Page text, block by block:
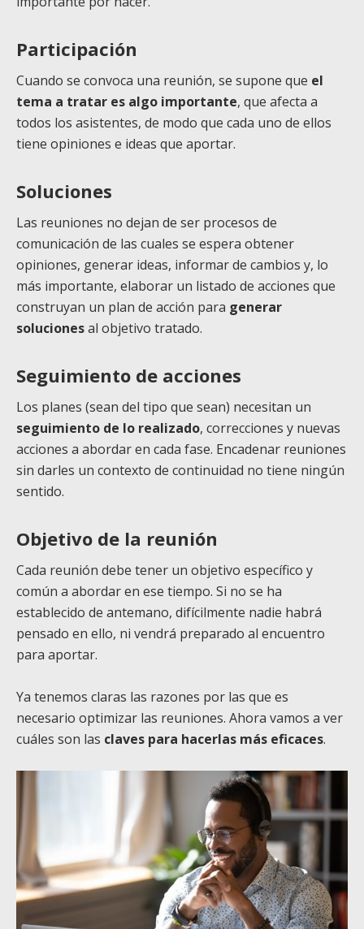
Participación
Cuando se convoca una reunión, se supone que el
tema a tratar es algo importante, que afecta a
todos los asistentes, de modo que cada uno de ellos
tiene opiniones e ideas que aportar.
Soluciones
Las reuniones no dejan de ser procesos de
comunicación de las cuales se espera obtener
opiniones, generar ideas, informar de cambios y, lo
más importante, elaborar un listado de acciones que
construyan un plan de acción para generar
solucionesal objetivo tratado.
Seguimiento de acciones
Los planes (sean del tipo que sean) necesitan un
seguimiento de lo realizado, correcciones y nuevas
acciones a abordar en cada fase. Encadenar reuniones
sin darles un contexto de continuidad no tiene ningún
sentido.
Objetivo de la reunión
Cada reunión debe tener un objetivo específico y
común a abordar en ese tiempo. Si no se ha
establecido de antemano, difícilmente nadie habrá
pensado en ello, ni vendrá preparado al encuentro
para aportar.
Ya tenemos claras las razones por las que es
necesario optimizar las reuniones. Ahora vamos a ver
cuáles son las claves para hacerlas más eficaces.